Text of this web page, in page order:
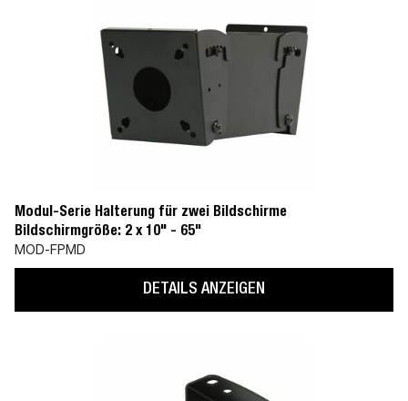
Modul-Serie Halterung für zwei Bildschirme
Bildschirmgröße: 2 x 10" - 65"
MOD-FPMD
DETAILS ANZEIGEN